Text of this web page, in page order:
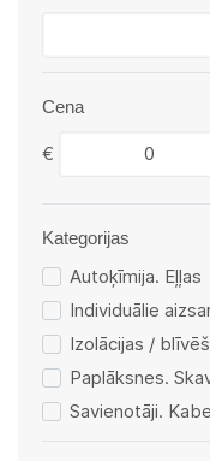
Cena
€
Kategorijas
Autoķīmija. Eļļas
Individuālie
Izolācijas /
Paplāksnes.
Savienotāji.